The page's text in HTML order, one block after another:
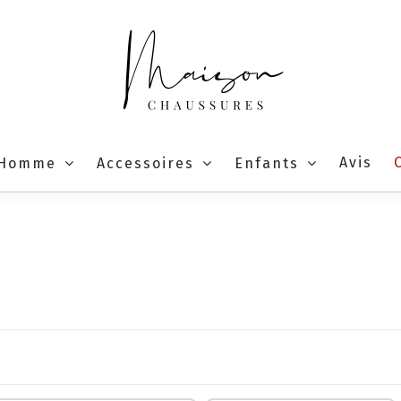
Accessoires Enfants Avis